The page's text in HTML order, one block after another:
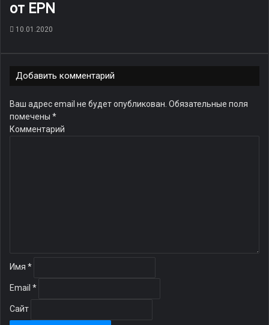
от EPN
10.01.2020
Добавить комментарий
Ваш адрес email не будет опубликован. Обязательные поля
помечены *
Комментарий
Имя *
Email *
Сайт